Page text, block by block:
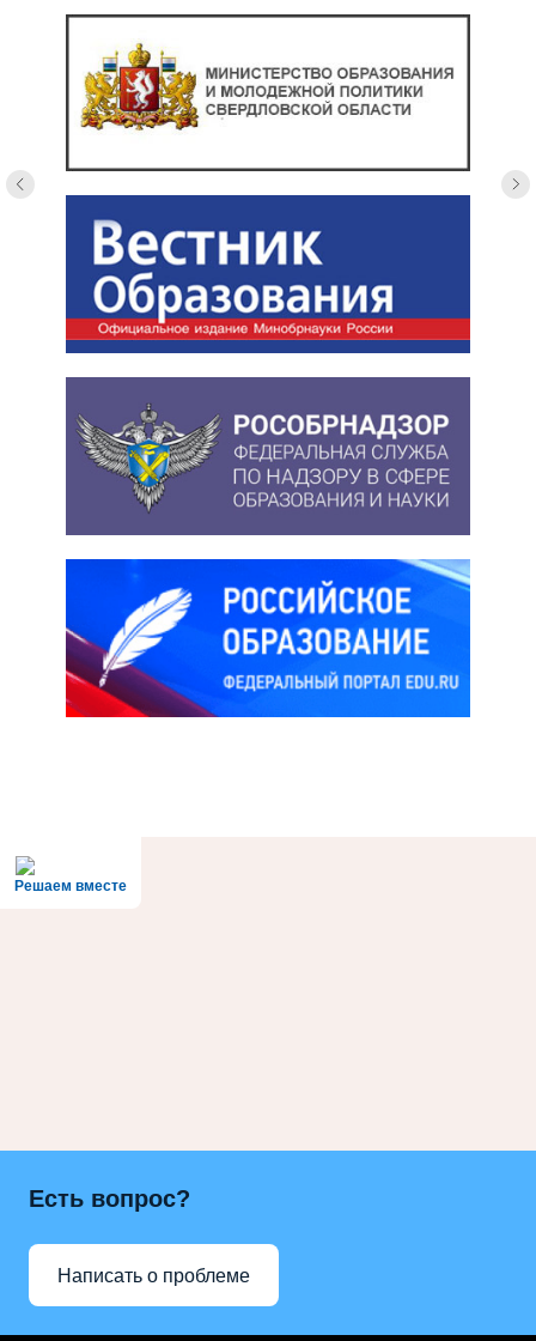
Решаем вместе
Есть вопрос?
Написать о проблеме